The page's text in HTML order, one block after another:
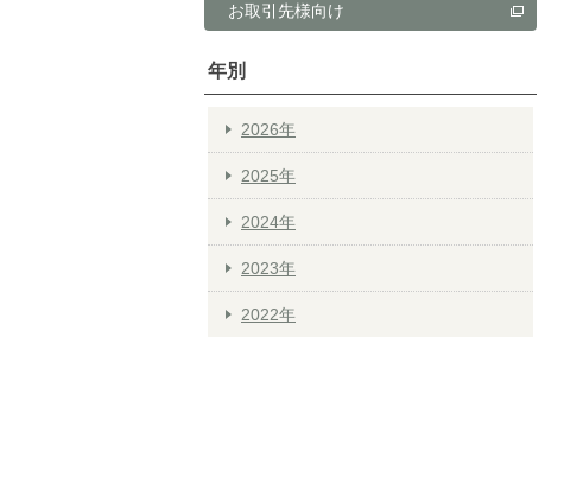
お取引先様向け
年別
2026年
2025年
2024年
2023年
2022年